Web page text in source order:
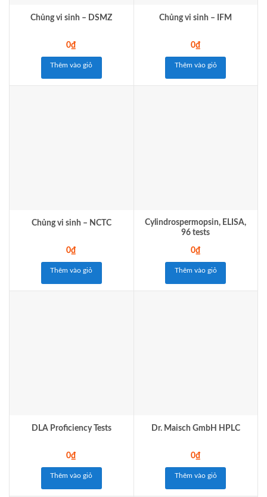
Chủng vi sinh – DSMZ
0₫
Thêm vào giỏ
Chủng vi sinh – IFM
0₫
Thêm vào giỏ
Chủng vi sinh – NCTC
0₫
Thêm vào giỏ
Cylindrospermopsin, ELISA,
96 tests
0₫
Thêm vào giỏ
DLA Proficiency Tests
0₫
Thêm vào giỏ
Dr. Maisch GmbH HPLC
0₫
Thêm vào giỏ